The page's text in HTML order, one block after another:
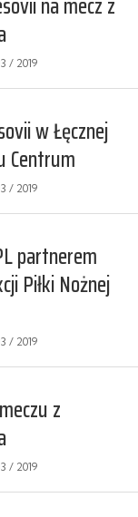
/ 2019
w Łęcznej
Centrum
/ 2019
partnerem
Piłki Nożnej
/ 2019
z
/ 2019